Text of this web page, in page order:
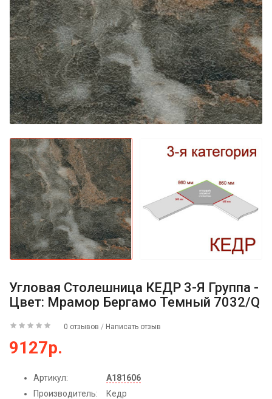
Угловая Столешница КЕДР 3-Я Группа -
Цвет: Мрамор Бергамо Темный 7032/Q
0 отзывов / Написать отзыв
9127р.
Артикул:
А181606
Производитель:
Кедр